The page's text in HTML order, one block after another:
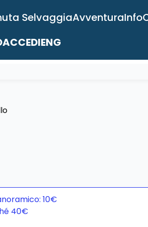
SelvaggiaAvventuraInfo
ACCEDIENG
10€
40€